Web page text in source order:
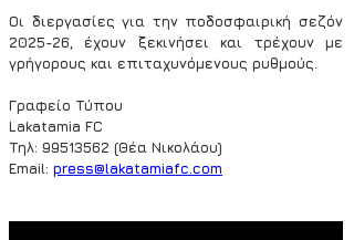
Οι διεργασίες για την ποδοσφαιρική σεζόν
2025-26, έχουν ξεκινήσει και τρέχουν με
γρήγορους και επιταχυνόμενους ρυθμούς.
Γραφείο Τύπου
Lakatamia FC
Τηλ: 99513562 (Θέα Νικολάου)
Email: press@lakatamiafc.com